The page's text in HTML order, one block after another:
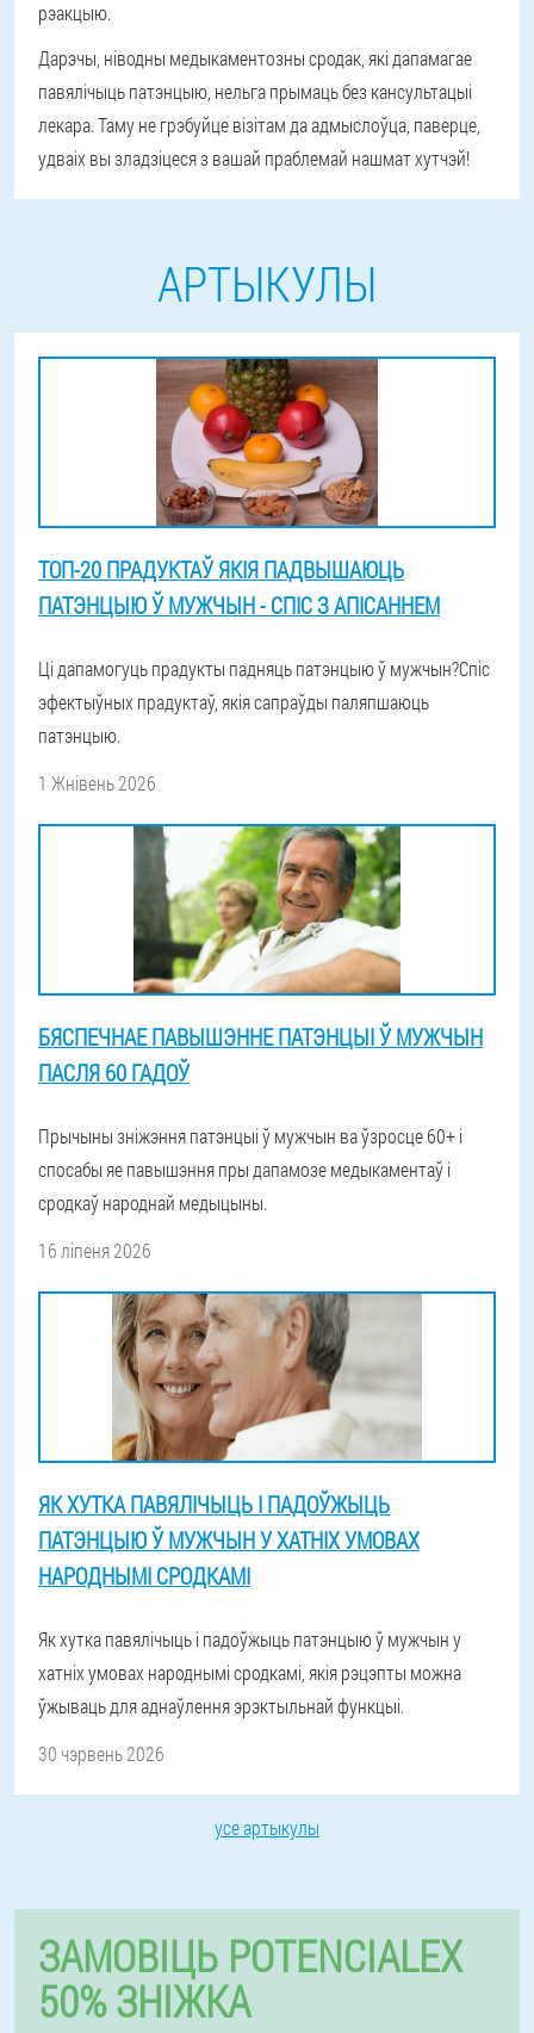
рэакцыю.
Дарэчы, ніводны медыкаментозны сродак, які дапамагае
павялічыць патэнцыю, нельга прымаць без кансультацыі
лекара. Таму не грэбуйце візітам да адмыслоўца, паверце,
удваіх вы зладзіцеся з вашай праблемай нашмат хутчэй!
АРТЫКУЛЫ
ТОП-20 ПРАДУКТАЎ ЯКІЯ ПАДВЫШАЮЦЬ
ПАТЭНЦЫЮ Ў МУЖЧЫН - СПІС З АПІСАННЕМ
Ці дапамогуць прадукты падняць патэнцыю ў мужчын?Спіс
эфектыўных прадуктаў, якія сапраўды паляпшаюць
патэнцыю.
1 Жнівень 2026
БЯСПЕЧНАЕ ПАВЫШЭННЕ ПАТЭНЦЫІ Ў МУЖЧЫН
ПАСЛЯ 60 ГАДОЎ
Прычыны зніжэння патэнцыі ў мужчын ва ўзросце 60+ і
спосабы яе павышэння пры дапамозе медыкаментаў і
сродкаў народнай медыцыны.
16 ліпеня 2026
ЯК ХУТКА ПАВЯЛІЧЫЦЬ І ПАДОЎЖЫЦЬ
ПАТЭНЦЫЮ Ў МУЖЧЫН У ХАТНІХ УМОВАХ
НАРОДНЫМІ СРОДКАМІ
Як хутка павялічыць і падоўжыць патэнцыю ў мужчын у
хатніх умовах народнымі сродкамі, якія рэцэпты можна
ўжываць для аднаўлення эрэктыльнай функцыі.
30 чэрвень 2026
усе артыкулы
ЗАМОВІЦЬ POTENCIALEX
50% ЗНІЖКА